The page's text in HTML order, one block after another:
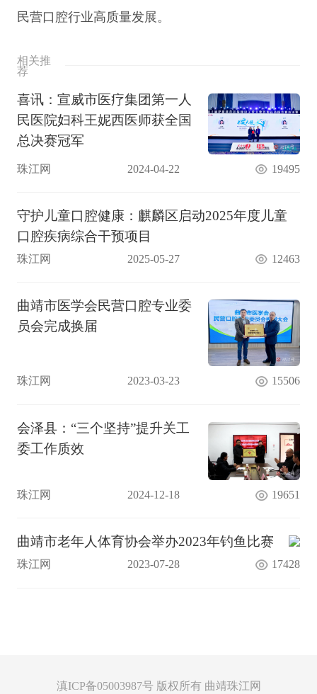
民营口腔行业高质量发展。
相关推
荐
喜讯：宣威市医疗集团第一人
民医院妇科王妮西医师获全国
总决赛冠军
珠江网 2024-04-22 19495
守护儿童口腔健康：麒麟区启动2025年度儿童
口腔疾病综合干预项目
珠江网 2025-05-27 12463
曲靖市医学会民营口腔专业委
员会完成换届
珠江网 2023-03-23 15506
会泽县：“三个坚持”提升关工
委工作质效
珠江网 2024-12-18 19651
曲靖市老年人体育协会举办2023年钓鱼比赛
珠江网 2023-07-28 17428
滇ICP备05003987号 版权所有 曲靖珠江网